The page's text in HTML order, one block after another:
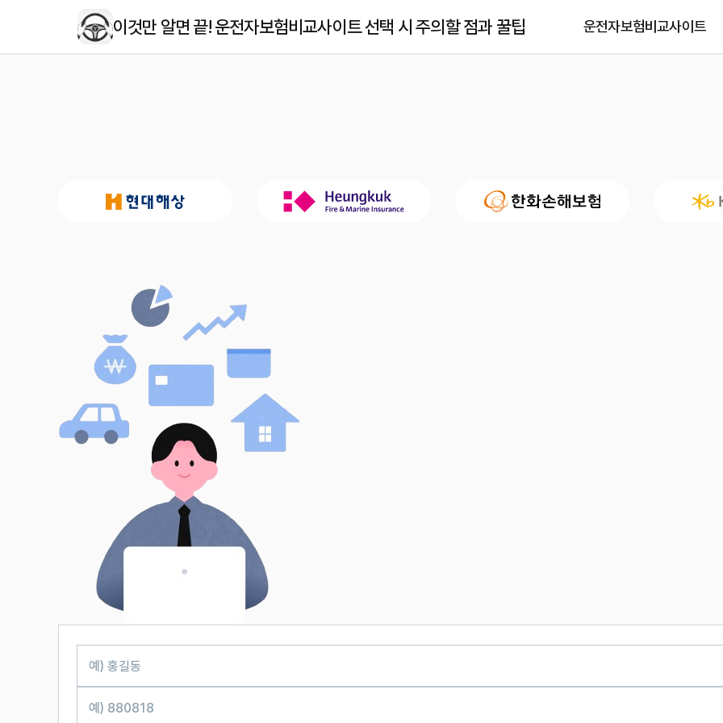
이것만 알면 끝! 운전자보험비교사이트 선택 시 주의할 점과 꿀팁 운전자보험비교사이트